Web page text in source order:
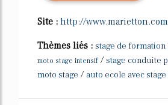
Site : http://www.marietton.com
Thèmes liés : stage de
moto stage intensif /stage conduite
moto stage / auto ecole avec